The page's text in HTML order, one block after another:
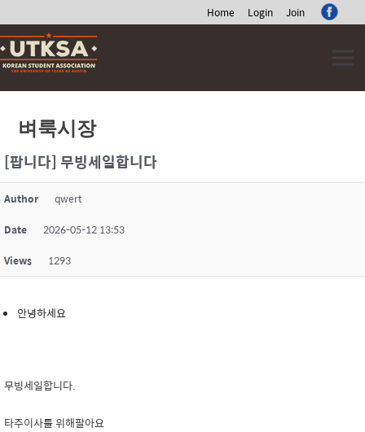
Home Login Join
Skip
to
content
벼룩시장
[팝니다] 무빙세일합니다
Author qwert
Date 2026-05-12 13:53
Views 1293
안녕하세요
무빙세일합니다.
타주이사를 위해팔아요